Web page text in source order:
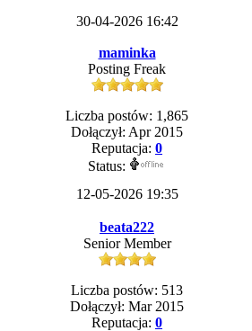
30-04-2026 16:42
maminka
Posting Freak
Liczba postów: 1,865
Dołączył: Apr 2015
Reputacja: 0
Status:
12-05-2026 19:35
beata222
Senior Member
Liczba postów: 513
Dołączył: Mar 2015
Reputacja: 0